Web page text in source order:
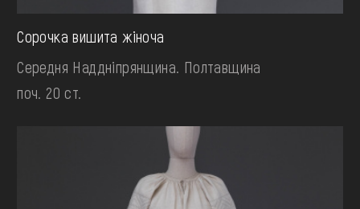
Сорочка вишита жіноча
Середня Наддніпрянщина. Полтавщина
поч. 20 ст.